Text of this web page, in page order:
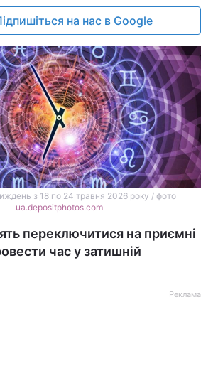
на нас в Google
з 18 по 24 травня 2026 року / фото
ua.depositphotos.com
переключитися на приємні
час у затишній
Реклама